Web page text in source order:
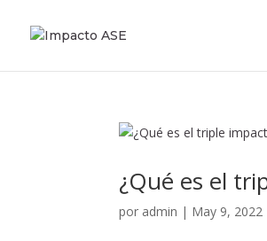
¿Qué es el
por admin | May 9, 2022